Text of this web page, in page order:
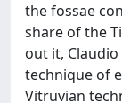
the fossae
share of the
out it,
technique of
Vitruvian